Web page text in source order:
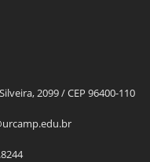
2099 / CEP 96400-110